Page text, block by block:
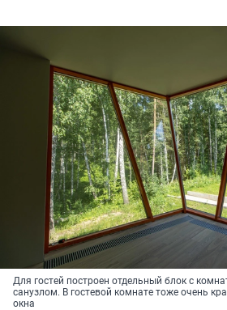
Для гостей построен отдельный блок с
санузлом. В гостевой комнате тоже очень
окна